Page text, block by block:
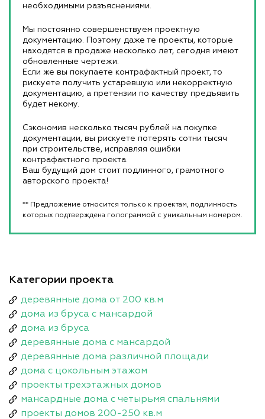
необходимыми разъяснениями.
Мы постоянно совершенствуем проектную
документацию. Поэтому даже те проекты, которые
находятся в продаже несколько лет, сегодня имеют
обновленные чертежи.
Если же вы покупаете контрафактный проект, то
рискуете получить устаревшую или некорректную
документацию, а претензии по качеству предъявить
будет некому.
Сэкономив несколько тысяч рублей на покупке
документации, вы рискуете потерять сотни тысяч
при строительстве, исправляя ошибки
контрафактного проекта.
Ваш будущий дом стоит подлинного, грамотного
авторского проекта!
** Предложение относится только к проектам, подлинность
которых подтверждена голограммой с уникальным номером.
Категории проекта
деревянные дома от 200 кв.м
дома из бруса с мансардой
дома из бруса
деревянные дома с мансардой
деревянные дома различной площади
дома с цокольным этажом
проекты трехэтажных домов
мансардные дома с четырьмя спальнями
проекты домов 200-250 кв.м